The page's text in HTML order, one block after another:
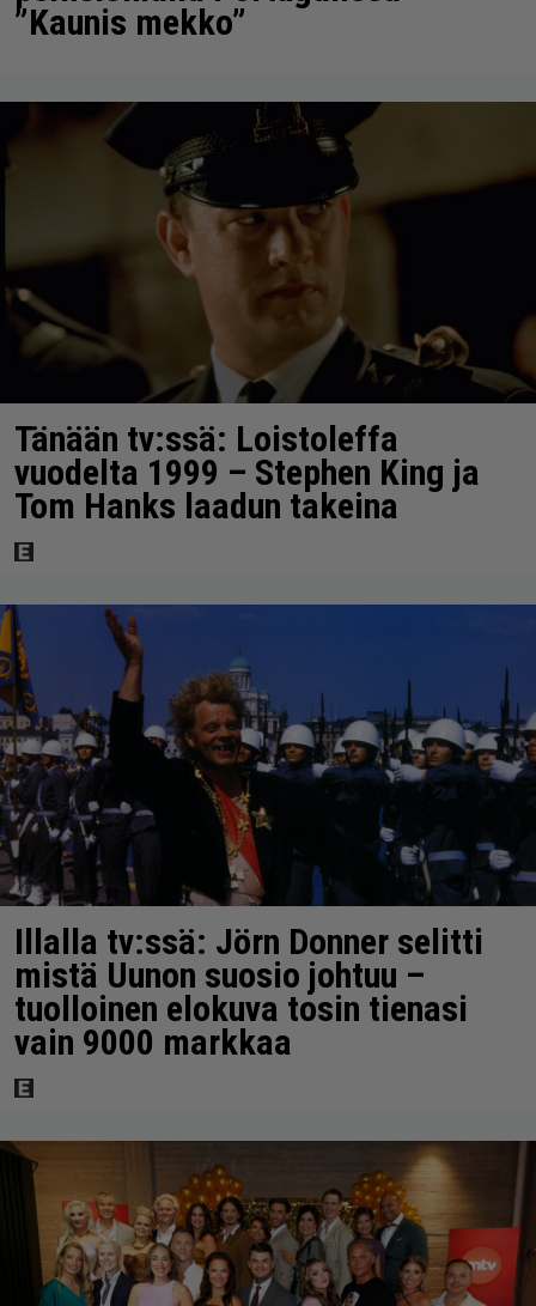
”Kaunis mekko”
Tänään tv:ssä: Loistoleffa
vuodelta 1999 – Stephen King ja
Tom Hanks laadun takeina
Illalla tv:ssä: Jörn Donner selitti
mistä Uunon suosio johtuu –
tuolloinen elokuva tosin tienasi
vain 9000 markkaa